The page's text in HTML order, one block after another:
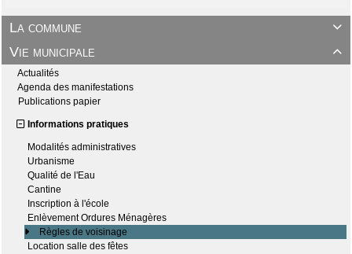

La commune

Vie municipale
Actualités
Agenda des manifestations
Publications papier
Informations pratiques
Modalités administratives
Urbanisme
Qualité de l'Eau
Cantine
Inscription à l'école
Enlèvement Ordures Ménagères
Règles de voisinage
Location salle des fêtes